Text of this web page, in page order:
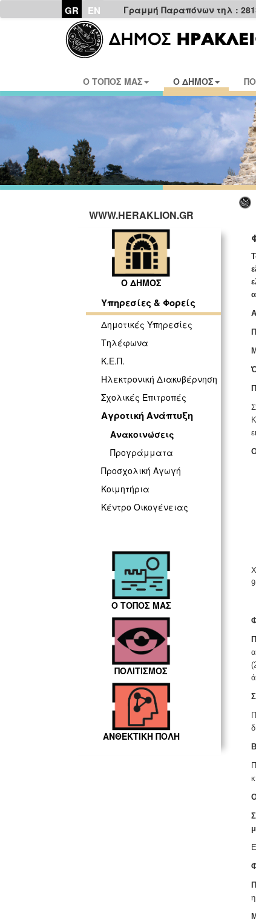
GR EN Γραμμή Παραπόνων τηλ :
Ο ΤΟΠΟΣ ΜΑΣ Ο ΔΗΜΟΣ
WWW.HERAKLION.GR
Ο ΔΗΜΟΣ
Υπηρεσίες & Φορείς
Δημοτικές Υπηρεσίες
Τηλέφωνα
Κ.Ε.Π.
Ηλεκτρονική Διακυβέρνηση
Σχολικές Επιτροπές
Αγροτική Ανάπτυξη
Ανακοινώσεις
Προγράμματα
Προσχολική Αγωγή
Κοιμητήρια
Κέντρο Οικογένειας
Ο ΤΟΠΟΣ ΜΑΣ
ΠΟΛΙΤΙΣΜΟΣ
ΑΝΘΕΚΤΙΚΗ ΠΟΛΗ